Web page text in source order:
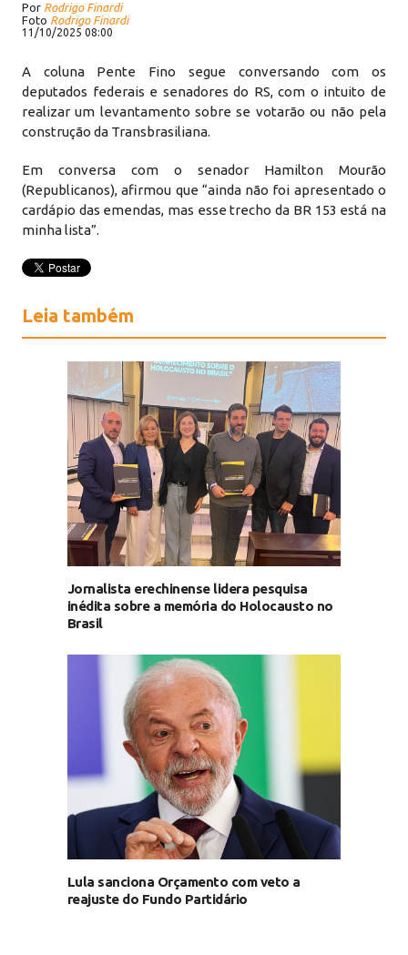
Por Rodrigo Finardi
Foto Rodrigo Finardi
11/10/2025 08:00
A coluna Pente Fino segue conversando com os
deputados federais e senadores do RS, com o intuito de
realizar um levantamento sobre se votarão ou não pela
construção da Transbrasiliana.
Em conversa com o senador Hamilton Mourão
(Republicanos), afirmou que “ainda não foi apresentado o
cardápio das emendas, mas esse trecho da BR 153 está na
minha lista”.
Leia também
Jornalista erechinense lidera pesquisa
inédita sobre a memória do Holocausto no
Brasil
Lula sanciona Orçamento com veto a
reajuste do Fundo Partidário